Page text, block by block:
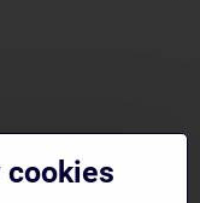
cookies